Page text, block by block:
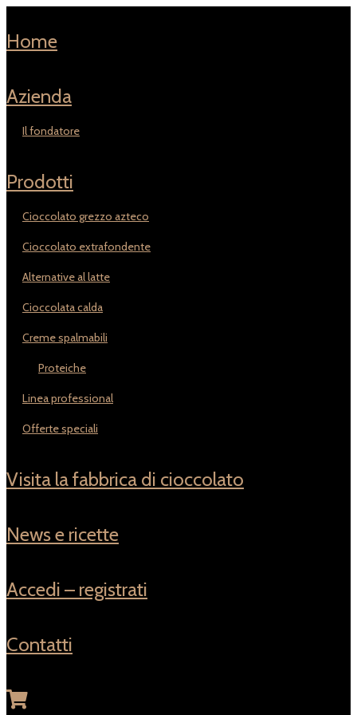
home
azienda
il fondatore
prodotti
cioccolato grezzo azteco
cioccolato extrafondente
alternative al latte
cioccolata calda
creme spalmabili
proteiche
linea professional
offerte speciali
visita la fabbrica di cioccolato
news e ricette
accedi – registrati
contatti